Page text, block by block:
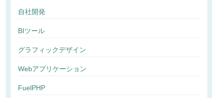
自社開発
BIツール
グラフィックデザイン
Webアプリケーション
FuelPHP